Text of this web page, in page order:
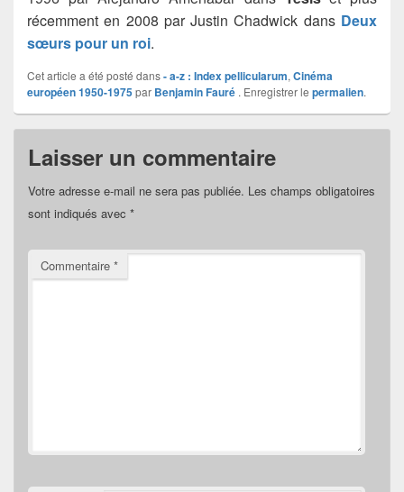
récemment en 2008 par Justin Chadwick dans Deux
sœurs pour un roi.
Cet article a été posté dans- a-z : Index pellicularum, Cinéma
européen 1950-1975par Benjamin Fauré . Enregistrer le permalien.
Laisser un commentaire
Votre adresse e-mail ne sera pas publiée. Les champs obligatoires
sont indiqués avec *
Commentaire *